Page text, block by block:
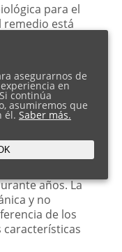
para el
remedio está
molecular
Liberex es el
con
y las
es
y otras
Liberex sirve
la movilidad en
a
años. La
y no
de los
características
asegurarnos de
en
continúa
asumiremos que
él. Saber más.